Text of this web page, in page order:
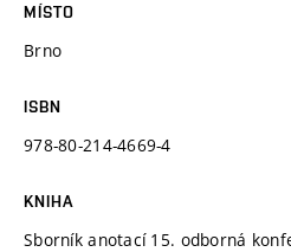
MÍSTO
Brno
ISBN
978-80-214-4669-4
KNIHA
Sborník anotací 15. odborná